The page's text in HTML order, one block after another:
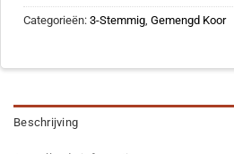
Categorieën: 3-Stemmig Gemengd Koor
Beschrijving